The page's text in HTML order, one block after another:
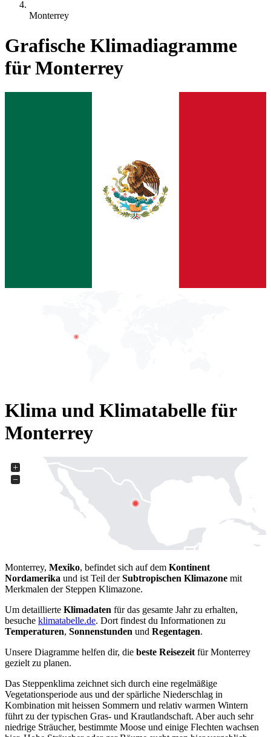
Monterrey
Grafische Klimadiagramme
für Monterrey
Klima und Klimatabelle für
Monterrey
+
−
Monterrey, Mexiko, befindet sich auf dem Kontinent
Nordamerika und ist Teil derSubtropischen Klimazone mit
Merkmalen der Steppen Klimazone.
Um detaillierte Klimadaten für das gesamte Jahr zu erhalten,
besuche klimatabelle.de. Dort findest du Informationen zu
Temperaturen, Sonnenstunden und Regentagen.
Unsere Diagramme helfen dir, die beste Reisezeit für Monterrey
gezielt zu planen.
Das Steppenklima zeichnet sich durch eine regelmäßige
Vegetationsperiode aus und der spärliche Niederschlag in
Kombination mit heissen Sommern und relativ warmen Wintern
führt zu der typischen Gras- und Krautlandschaft. Aber auch sehr
niedrige Sträucher, bestimmte Moose und einige Flechten wachsen